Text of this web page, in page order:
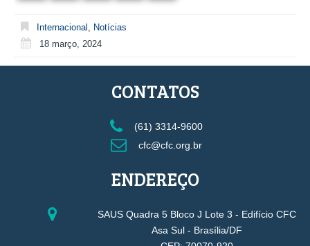
Internacional
Notícias
18 março, 2024
CONTATOS
(61) 3314-9600
cfc@cfc.org.br
ENDEREÇO
SAUS Quadra 5 Bloco J Lote 3 - Edifício CFC
Asa Sul - Brasília/DF